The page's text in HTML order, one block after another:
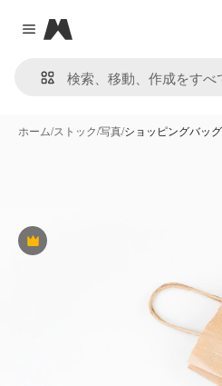
Close menu
Magnific
ホーム/ストック/写真/ショッピングバッ
Premium